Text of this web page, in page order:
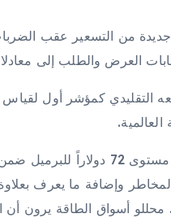
من التسعير عقب
العرض والطلب إلى
التقليدي كمؤشر أول
قبل التصعيد، تحرك خام برنت
وإضافة ما يعرف
محللو أسواق الطاقة